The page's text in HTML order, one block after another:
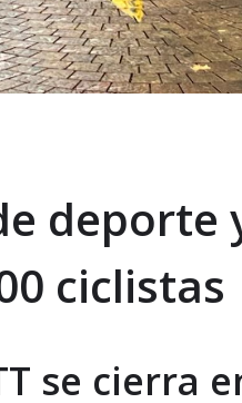
deporte
ciclistas
se cierra